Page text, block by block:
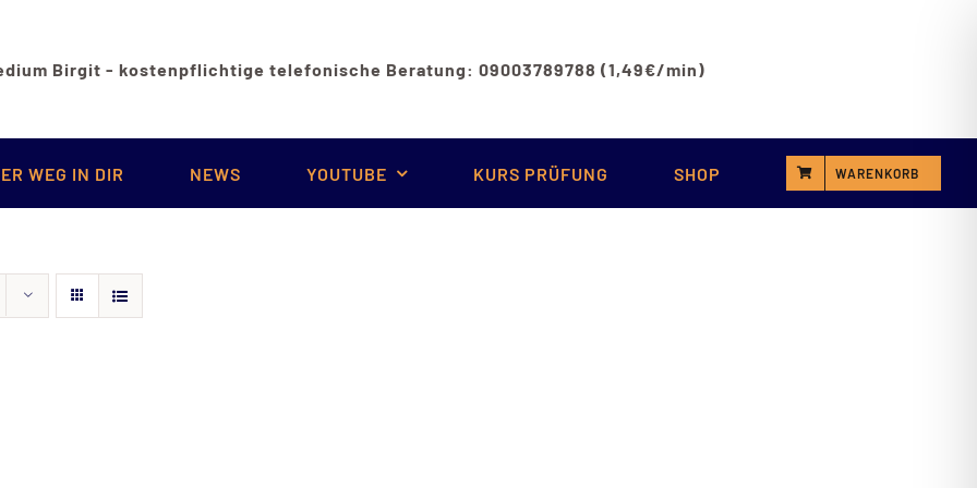
Birgit - kostenpflichtige telefonische Beratung: 09003789788 (1,49€/min)
WEG IN DIR NEWS YOUTUBE KURS PRÜFUNG SHOP WARENKORB